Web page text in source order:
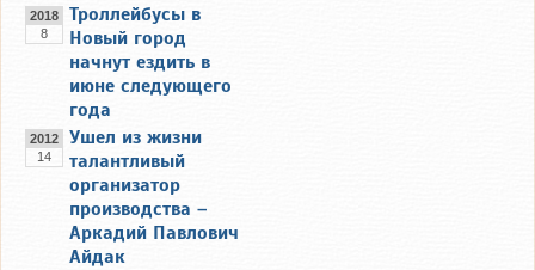
2018
8
Троллейбусы в
Новый город
начнут ездить в
июне следующего
года
2012
14
Ушел из жизни
талантливый
организатор
производства –
Аркадий Павлович
Айдак